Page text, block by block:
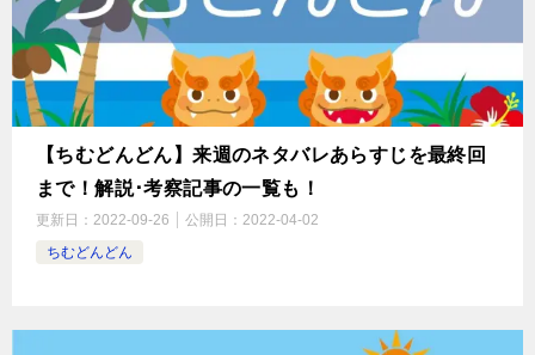
【ちむどんどん】来週のネタバレあらすじを最終回
まで！解説･考察記事の一覧も！
更新日： 2022-09-26 公開日： 2022-04-02
ちむどんどん